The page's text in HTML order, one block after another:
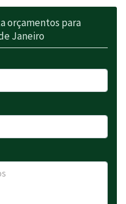
orçamentos para
Janeiro